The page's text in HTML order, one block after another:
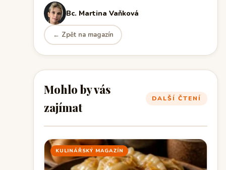
Bc. Martina Vaňková
← Zpět na magazín
Mohlo by vás
zajímat
DALŠÍ ČTENÍ
KULINÁŘSKÝ MAGAZÍN